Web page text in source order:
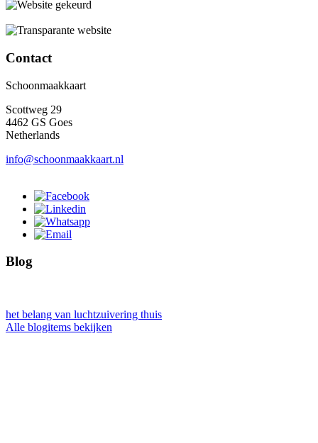
Contact
Schoonmaakkaart
Scottweg 29
4462 GS Goes
Netherlands
info@schoonmaakkaart.nl
Blog
het belang van luchtzuivering thuis
Alle blogitems bekijken